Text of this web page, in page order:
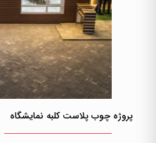
پروژه چوب پلاست کلبه نمایشگاه